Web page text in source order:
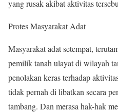
yang rusak akibat aktivitas
Protes Masyarakat Adat
Masyarakat adat setempat,
pemilik tanah ulayat di wilayah
penolakan keras terhadap
tidak pernah di libatkan secara
tambang. Dan merasa hak-hak